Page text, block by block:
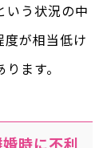
いう状況の中
度が相当低け
ます。
時に不利